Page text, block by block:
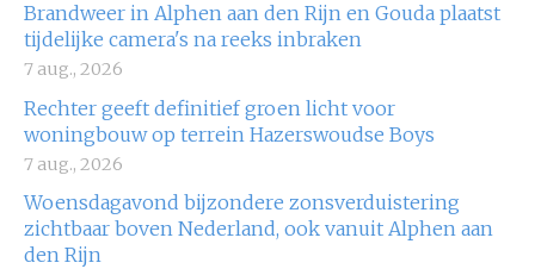
Brandweer in Alphen aan den Rijn en Gouda plaatst
tijdelijke camera's na reeks inbraken
7 aug., 2026
Rechter geeft definitief groen licht voor
woningbouw op terrein Hazerswoudse Boys
7 aug., 2026
Woensdagavond bijzondere zonsverduistering
zichtbaar boven Nederland, ook vanuit Alphen aan
den Rijn